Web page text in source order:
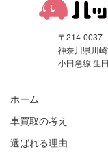
〒214-0037
神奈川県川
小田急線 生
ホーム
車買取の考え
選ばれる理由